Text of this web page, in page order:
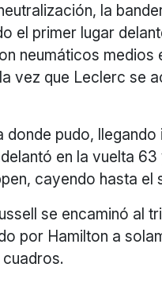
la
el primer lugar
neumáticos
vez que Leclerc se
pudo,
en la vuelta
cayendo hasta el
se encaminó al
por Hamilton a